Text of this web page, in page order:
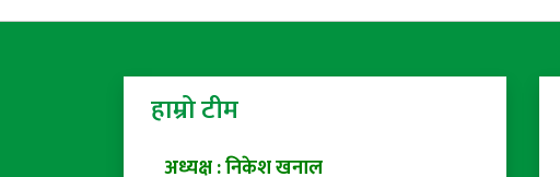
हाम्रो टीम
अध्यक्ष : निकेश खनाल